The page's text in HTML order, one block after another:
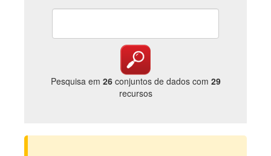
Lei de Acesso à Informação
Catálogo de dados
Pesquisa em 26conjuntos de dados com 29
recursos